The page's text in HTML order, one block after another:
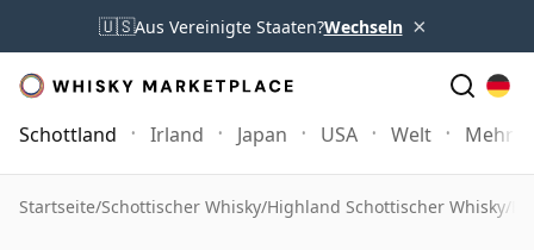
🇺🇸Aus Vereinigte Staaten?Wechseln ×
Schottland Irland Japan USA Welt Mehr
Startseite/Schottischer Whisky/Highland Schottischer Whisky/